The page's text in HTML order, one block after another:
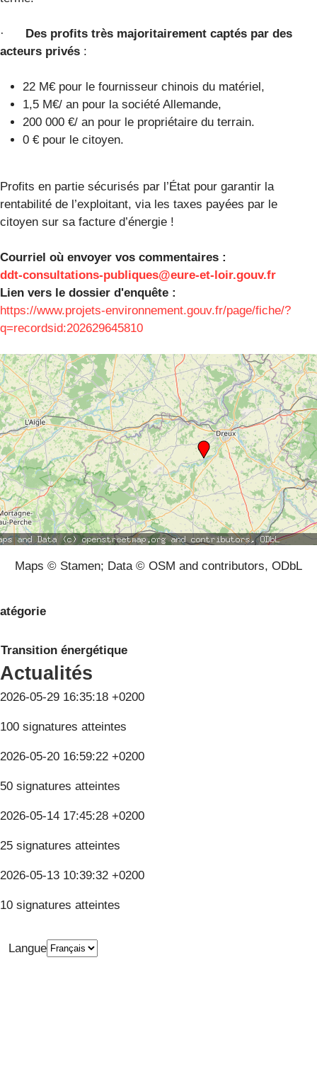
· Des profits très majoritairement captés par des
acteurs privés :
22 M€ pour le fournisseur chinois du matériel,
1,5 M€/ an pour la société Allemande,
200 000 €/ an pour le propriétaire du terrain.
0 € pour le citoyen.
Profits en partie sécurisés par l’État pour garantir la
rentabilité de l’exploitant, via les taxes payées par le
citoyen sur sa facture d’énergie !
Courriel où envoyer vos commentaires :
ddt-consultations-publiques@eure-et-loir.gouv.fr
Lien vers le dossier d'enquête :
https://www.projets-environnement.gouv.fr/page/fiche/?
q=recordsid:202629645810
Maps © Stamen; Data © OSM and contributors, ODbL
Transition énergétique
Actualités
2026-05-29 16:35:18 +0200
100 signatures atteintes
2026-05-20 16:59:22 +0200
50 signatures atteintes
2026-05-14 17:45:28 +0200
25 signatures atteintes
2026-05-13 10:39:32 +0200
10 signatures atteintes
Langue